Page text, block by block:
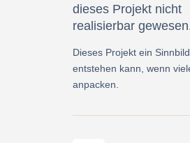
dieses Projekt nicht
realisierbar
Dieses Projekt ein
entstehen kann, wenn
anpacken.